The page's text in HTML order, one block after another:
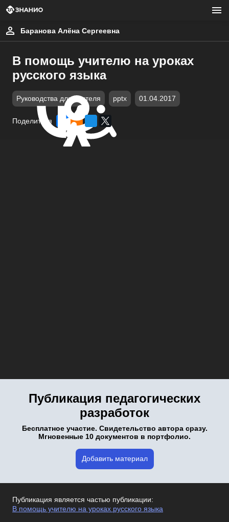
Баранова Алёна Сергеевна
В помощь учителю на уроках
русского языка
Руководства для учителя pptx 01.04.2017
Поделиться
Публикация педагогических
разработок
Бесплатное участие. Свидетельство автора сразу.
Мгновенные 10 документов в портфолио.
Добавить материал
Публикация является частью публикации:
В помощь учителю на уроках русского языка